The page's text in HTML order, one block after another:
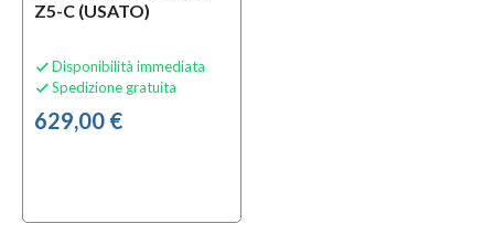
Z5-C (USATO)
 Disponibilità immediata
 Spedizione gratuita
629,00 €